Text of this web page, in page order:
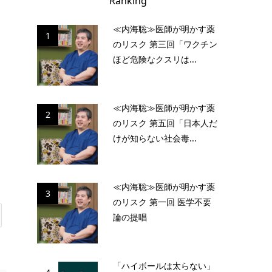
1
≪内海聡≫医師が明かす薬
のリスク 第三回「ワクチン
ほど危険なクスリは...
2
≪内海聡≫医師が明かす薬
のリスク 第五回「日本人だ
けが知らない社会毒...
3
≪内海聡≫医師が明かす薬
のリスク 第一回 医学不要
論の提唱
「ハイボールは太らない」